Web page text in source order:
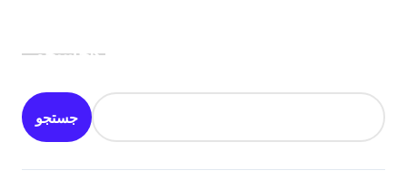
جستجو
جستجو